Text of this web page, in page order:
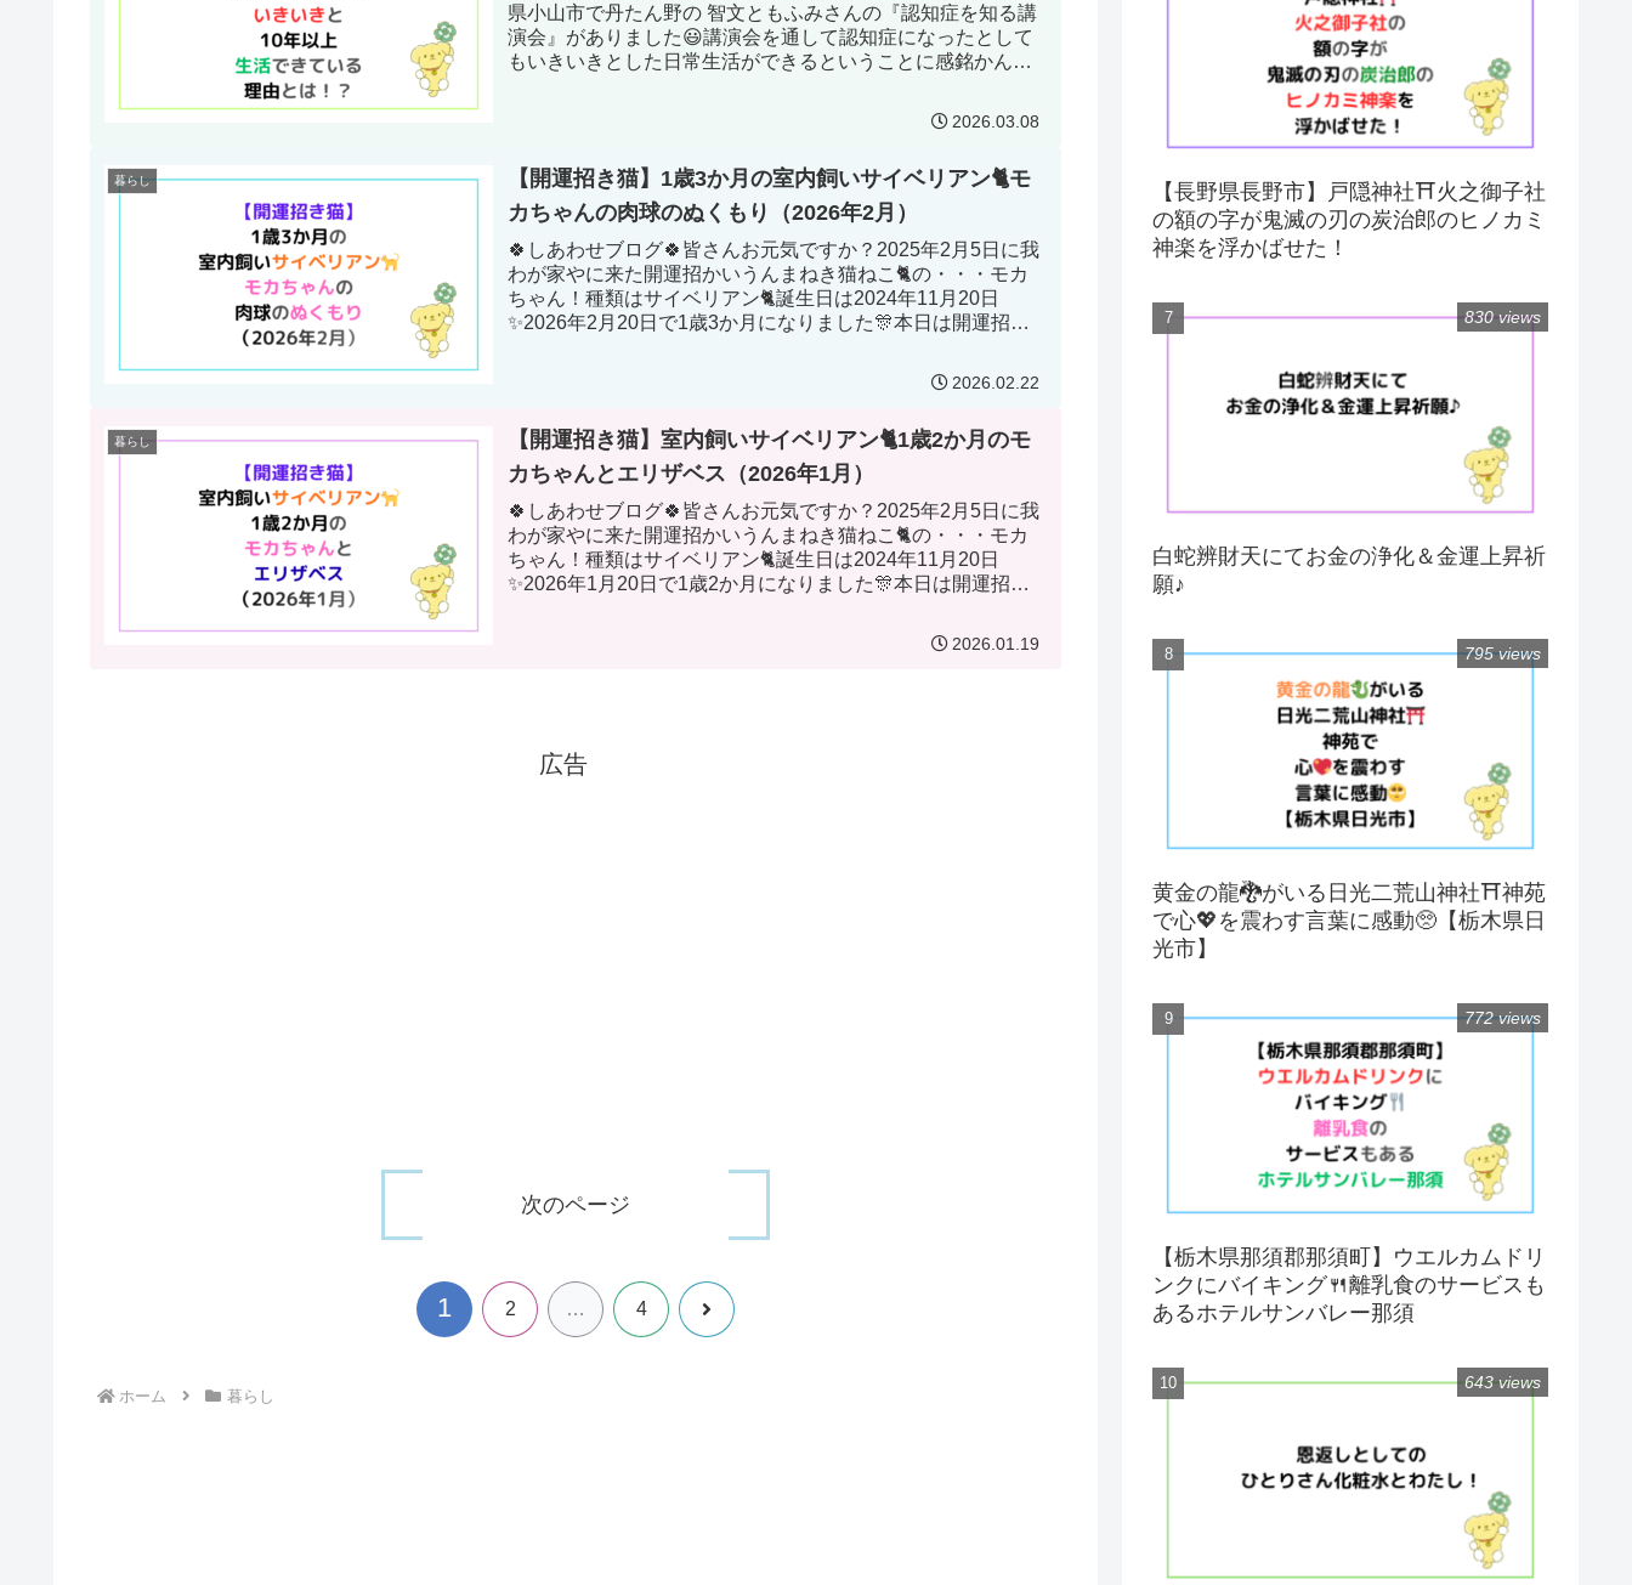
県小山市で丹たん野の 智文ともふみさんの『認知症を知る講
演会』がありました😃講演会を通して認知症になったとして
もいきいきとした日常生活ができるということに感銘かんめ
2026.03.08
暮らし
【開運招き猫】1歳3か月の室内飼いサイベリアン🐈モ
カちゃんの肉球のぬくもり（2026年2月）
🍀しあわせブログ🍀皆さんお元気ですか？2025年2月5日に我
わが家やに来た開運招かいうんまねき猫ねこ🐈の・・・モカ
ちゃん！種類はサイベリアン🐈誕生日は2024年11月20日
✨2026年2月20日で1歳3か月になりました🎊本日は開運招か
2026.02.22
暮らし
【開運招き猫】室内飼いサイベリアン🐈1歳2か月のモ
カちゃんとエリザベス（2026年1月）
🍀しあわせブログ🍀皆さんお元気ですか？2025年2月5日に我
わが家やに来た開運招かいうんまねき猫ねこ🐈の・・・モカ
ちゃん！種類はサイベリアン🐈誕生日は2024年11月20日
✨2026年1月20日で1歳2か月になりました🎊本日は開運招か
2026.01.19
広告
次のページ
1 2 … 4 次
ホーム 暮らし
【長野県長野市】戸隠神社⛩火之御子社
の額の字が鬼滅の刃の炭治郎のヒノカミ
神楽を浮かばせた！
白蛇辨財天にてお金の浄化＆金運上昇祈
願♪
830 views
黄金の龍🐉がいる日光二荒山神社⛩神苑
で心💖を震わす言葉に感動🥺【栃木県日
光市】
795 views
【栃木県那須郡那須町】ウエルカムドリ
ンクにバイキング🍴離乳食のサービスも
あるホテルサンバレー那須
772 views
643 views